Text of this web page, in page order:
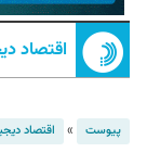
اقتصاد
پیوست » اقتصاد